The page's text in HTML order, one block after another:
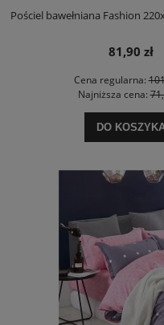
Pościel bawełniana Fashion
81,90 zł
Cena regularna:
Najniższa cena:
DO